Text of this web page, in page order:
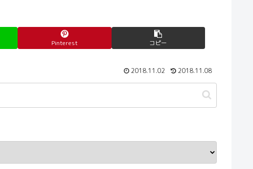
Pinterest コピー
2018.11.02 2018.11.08